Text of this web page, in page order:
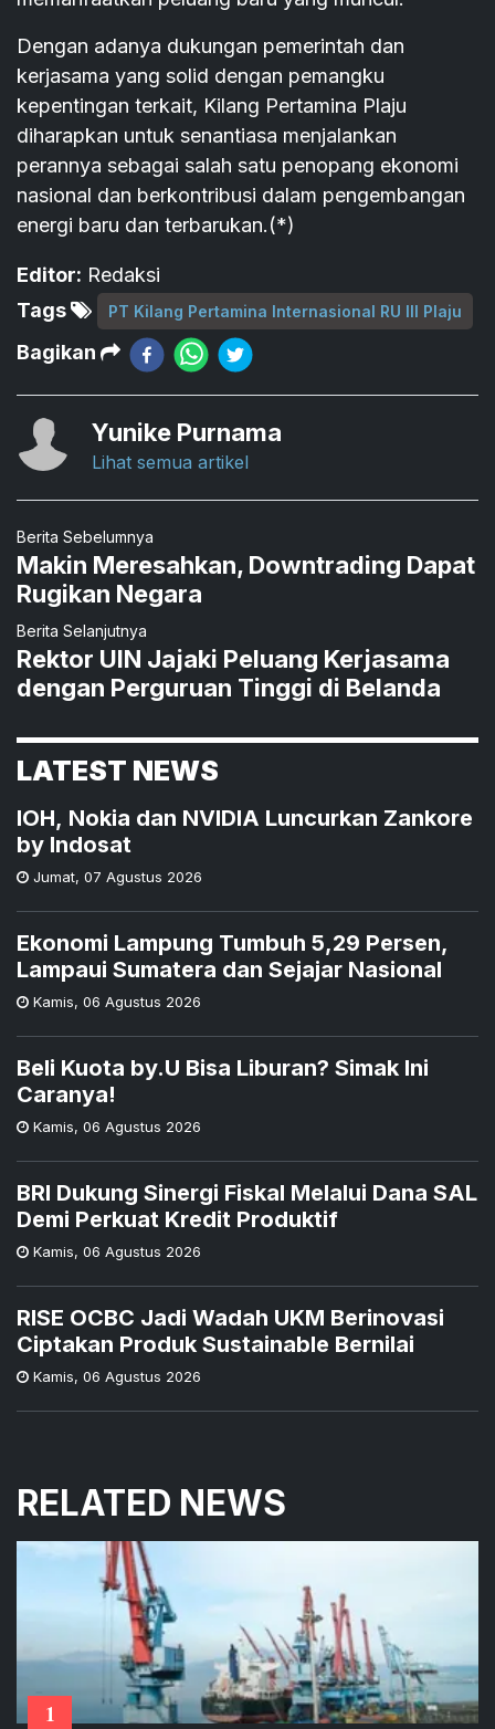
Dengan adanya dukungan pemerintah dan
kerjasama yang solid dengan pemangku
kepentingan terkait, Kilang Pertamina Plaju
diharapkan untuk senantiasa menjalankan
perannya sebagai salah satu penopang ekonomi
nasional dan berkontribusi dalam pengembangan
energi baru dan terbarukan.(*)
Editor: Redaksi
Tags
PT Kilang Pertamina Internasional RU III Plaju
Bagikan
Yunike Purnama
Lihat semua artikel
Berita Sebelumnya
Makin Meresahkan, Downtrading Dapat
Rugikan Negara
Berita Selanjutnya
Rektor UIN Jajaki Peluang Kerjasama
dengan Perguruan Tinggi di Belanda
LATEST NEWS
IOH, Nokia dan NVIDIA Luncurkan Zankore
by Indosat
Jumat, 07 Agustus 2026
Ekonomi Lampung Tumbuh 5,29 Persen,
Lampaui Sumatera dan Sejajar Nasional
Kamis, 06 Agustus 2026
Beli Kuota by.U Bisa Liburan? Simak Ini
Caranya!
Kamis, 06 Agustus 2026
BRI Dukung Sinergi Fiskal Melalui Dana SAL
Demi Perkuat Kredit Produktif
Kamis, 06 Agustus 2026
RISE OCBC Jadi Wadah UKM Berinovasi
Ciptakan Produk Sustainable Bernilai
Kamis, 06 Agustus 2026
RELATED NEWS
1